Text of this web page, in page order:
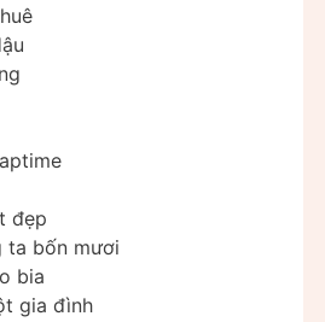
đẹp
ta bốn mươi
bia
gia đình